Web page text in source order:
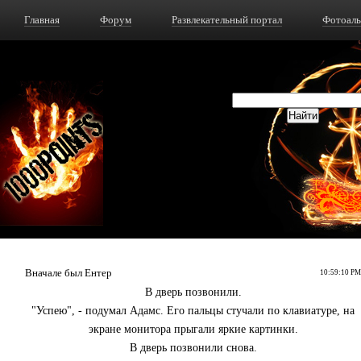
Главная Форум Развлекательный портал
10:59:10 PM
Вначале был Ентер
В дверь позвонили.
"Успею", - подумал Адамс. Его пальцы стучали по клавиатуре, на
экране монитора прыгали яркие картинки.
В дверь позвонили снова.